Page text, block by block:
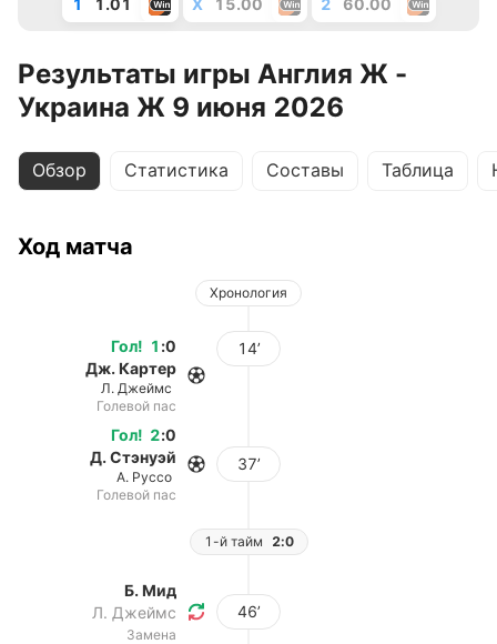
1 1.01 X 15.00 2 60.00
Результаты игры Англия Ж -
Украина Ж 9 июня 2026
Обзор Статистика Составы Таблица
Ход матча
Хронология
Гол! 1 :0
Дж. Картер
Л. Джеймс
Голевой пас
14’
Гол! 2:0
Д. Стэнуэй
А. Руссо
Голевой пас
37’
1-й тайм 2:0
Б. Мид
Л. Джеймс
Замена
46’